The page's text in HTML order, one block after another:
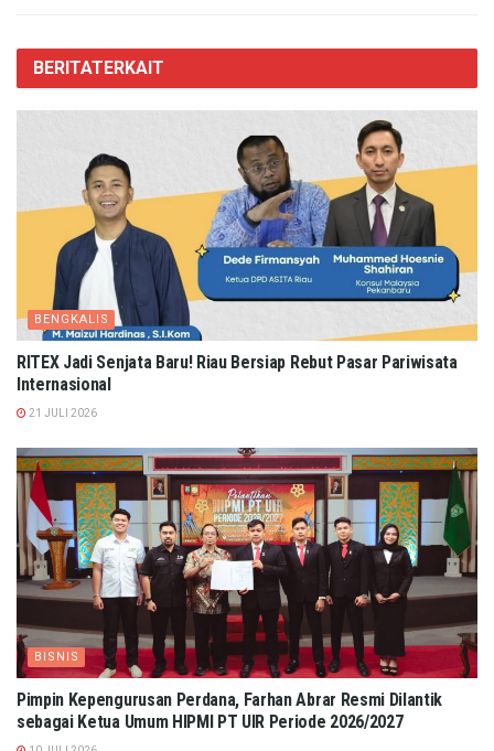
BERITATERKAIT
BENGKALIS
RITEX Jadi Senjata Baru! Riau Bersiap Rebut Pasar Pariwisata
Internasional
21 JULI 2026
BISNIS
Pimpin Kepengurusan Perdana, Farhan Abrar Resmi Dilantik
sebagai Ketua Umum HIPMI PT UIR Periode 2026/2027